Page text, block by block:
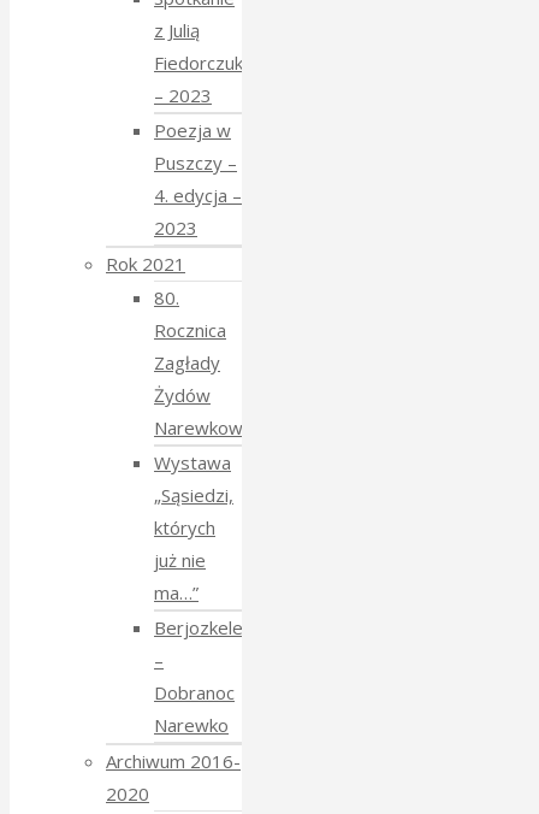
z Julią
Fiedorczuk
– 2023
Poezja w
Puszczy –
4. edycja –
2023
Rok 2021
80.
Rocznica
Zagłady
Żydów
Narewkowskich
Wystawa
„Sąsiedzi,
których
już nie
ma…”
Berjozkele
–
Dobranoc
Narewko
Archiwum 2016-
2020